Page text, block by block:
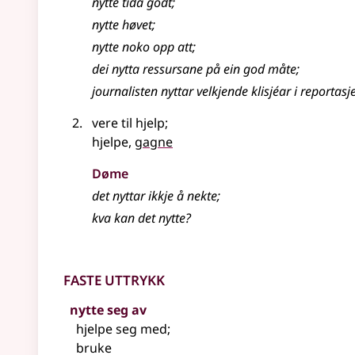
nytte høvet;
nytte noko opp att;
dei nytta ressursane på ein god måte;
journalisten nyttar velkjende klisjéar i
vere til hjelp;
hjelpe, gagne
Døme
det nyttar ikkje å nekte;
kva kan det nytte?
Faste uttrykk
nytte seg av
hjelpe seg med;
bruke